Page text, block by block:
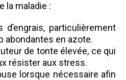
la maladie :
particulièrement
abondantes en azote.
de tonte élevée, ce qui
résister aux stress.
lorsque nécessaire afin